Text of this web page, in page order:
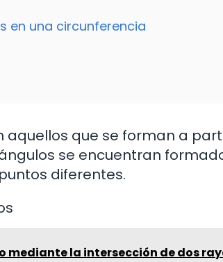
en una circunferencia
aquellos que se forman a
se encuentran
diferentes.
mediante la intersección de dos